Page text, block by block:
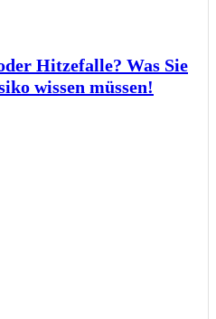
Hitzefalle? Was Sie
wissen müssen!